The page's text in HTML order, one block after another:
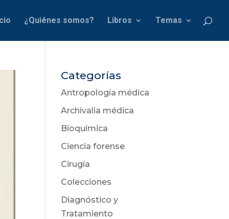
¿Quiénes somos? Libros Temas
Categorías
Antropología médica
Archivalia médica
Bioquímica
Ciencia forense
Cirugía
Colecciones
Diagnóstico y
Tratamiento